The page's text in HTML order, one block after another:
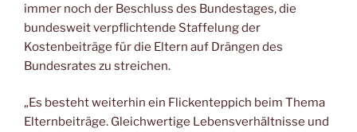
immer noch der Beschluss des Bundestages, die
bundesweit verpflichtende Staffelung der
Kostenbeiträge für die Eltern auf Drängen des
Bundesrates zu streichen.
„Es besteht weiterhin ein Flickenteppich beim Thema
Elternbeiträge. Gleichwertige Lebensverhältnisse und